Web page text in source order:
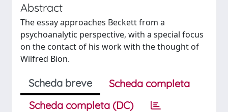
Abstract
The essay approaches Beckett from a
psychoanalytic perspective, with a special focus
on the contact of his work with the thought of
Wilfred Bion.
Scheda breve
Scheda completa
Scheda completa (DC)